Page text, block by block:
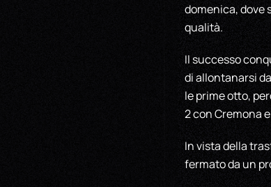
domenica, dove
qualità.
Il successo
di allontanarsi
le prime otto,
2 con Cremona
In vista della
fermato da un